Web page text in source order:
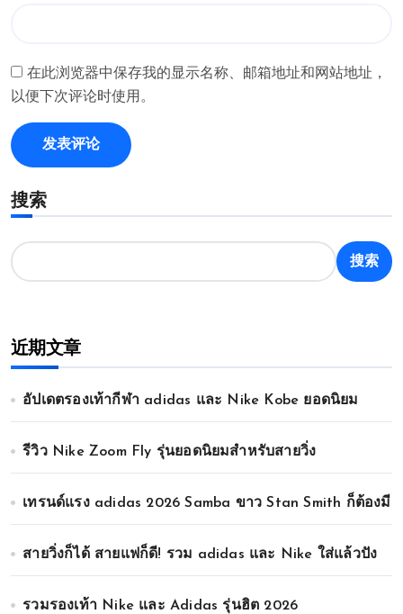
在此浏览器中保存我的显示名称、邮箱地址和网站地址，
以便下次评论时使用。
搜索
搜索
近期文章
อัปเดตรองเท้ากีฬา adidas และ Nike Kobe ยอดนิยม
รีวิว Nike Zoom Fly รุ่นยอดนิยมสำหรับสายวิ่ง
เทรนด์แรง adidas 2026 Samba ขาว Stan Smith ก็ต้องมี
สายวิ่งก็ได้ สายแฟก็ดี! รวม adidas และ Nike ใส่แล้วปัง
รวมรองเท้า Nike และ Adidas รุ่นฮิต 2026